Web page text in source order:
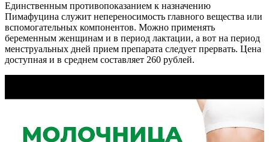
Единственным противопоказанием к назначению
Пимафуцина служит непереносимость главного вещества или
вспомогательных компонентов. Можно применять
беременным женщинам и в период лактации, а вот на период
менструальных дней прием препарата следует прервать. Цена
доступная и в среднем составляет 260 рублей.